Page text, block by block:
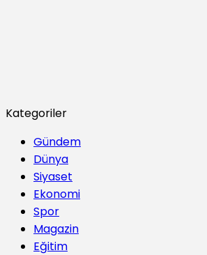
Kategoriler
Gündem
Dünya
Siyaset
Ekonomi
Spor
Magazin
Eğitim